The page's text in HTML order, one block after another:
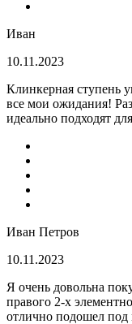
Иван
10.11.2023
Клинкерная ступень
все мои ожидания!
идеально подходят
Иван Петров
10.11.2023
Я очень довольна
правого 2-х
отлично подошел под